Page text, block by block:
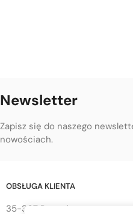
Newsletter
Zapisz się do naszego
nowościach.
OBSŁUGA KLIENTA
35-307 Rzeszów